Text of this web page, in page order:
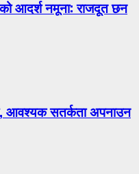
आदर्श नमूना: राजदूत छन
आवश्यक सतर्कता अपनाउन